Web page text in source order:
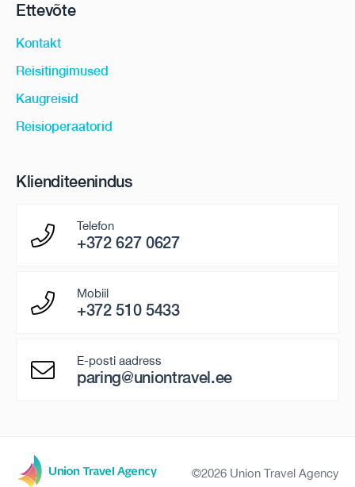
Ettevõte
Kontakt
Reisitingimused
Kaugreisid
Reisioperaatorid
Klienditeenindus
Telefon
+372 627 0627
Mobiil
+372 510 5433
E-posti aadress
paring@uniontravel.ee
©2026 Union Travel Agency